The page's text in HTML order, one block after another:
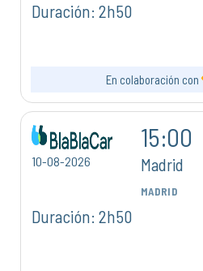
Duración: 2h50
En colaboración con
10-08-2026
15:00
Madrid
MADRID
Duración: 2h50